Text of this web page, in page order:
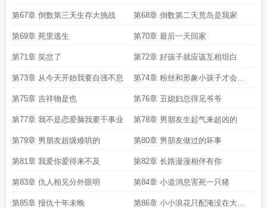
子 天
第67章 倒数第三天生存大挑战 第68章 倒数第二天荒岛是我家
第69章 死里逃生 第70章 最后一天回家
第71章 笑岔了 第72章 好孩子就应该互相坦白
第73章 从今天开始我要自强不息 第74章 粉丝和形象小孩子才会做
选择
第75章 吉祥物是也 第76章 丑媳妇总得见爷爷
第77章 我不是恋爱脑我要干事业 第78章 男朋友生起气来超凶的
第79章 男朋友超级难哄的 第80章 男朋友做过的坏事
第81章 我爱你爱得来不及 第82章 长路漫漫相伴有你
第83章 仇人相见分外眼明 第84章 小道消息害死一只猪
第85章 报仇十年未晚 第86章 小小浪花只配淹没在大海